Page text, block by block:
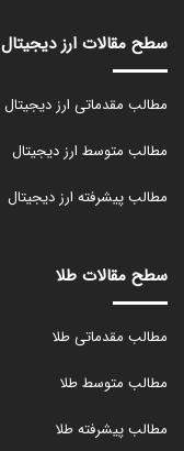
سطح مقالات ارز دیجیتال
مطالب مقدماتی ارز دیجیتال
مطالب متوسط ارز دیجیتال
مطالب پیشرفته ارز دیجیتال
سطح مقالات طلا
مطالب مقدماتی طلا
مطالب متوسط طلا
مطالب پیشرفته طلا